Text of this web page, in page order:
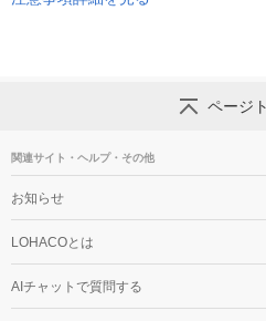
ページ
関連サイト・ヘルプ・その他
お知らせ
LOHACOとは
AIチャットで質問する